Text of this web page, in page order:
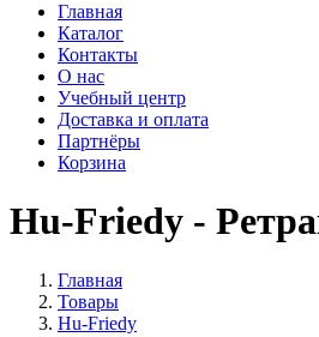
Главная
Каталог
Контакты
О нас
Учебный центр
Доставка и оплата
Партнёры
Корзина
Hu-Friedy -
Главная
Товары
Hu-Friedy